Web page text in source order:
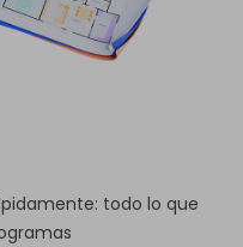
todo lo que